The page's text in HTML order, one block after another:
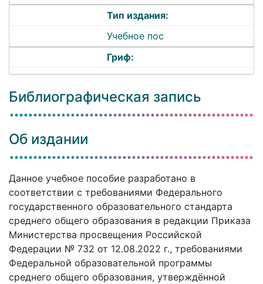
Тип издания:
Учебное пос
Гриф:
Библиографическая запись
Об издании
Данное учебное пособие разработано в
соответствии с требованиями Федерального
государственного образовательного стандарта
среднего общего образования в редакции Приказа
Министерства просвещения Российской
Федерации № 732 от 12.08.2022 г., требованиями
Федеральной образовательной программы
среднего общего образования, утверждённой